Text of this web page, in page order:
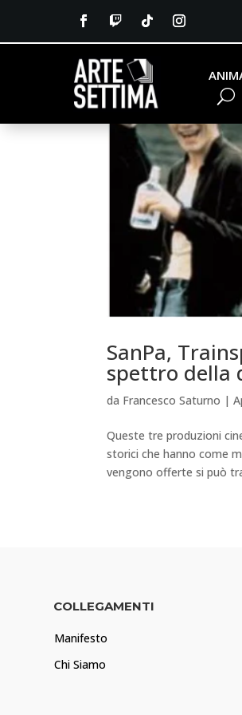
SanPa,
spettro della
da Francesco Saturno |
Queste tre produzioni
storici che hanno come
vengono offerte si può
COLLEGAMENTI
Manifesto
Chi Siamo